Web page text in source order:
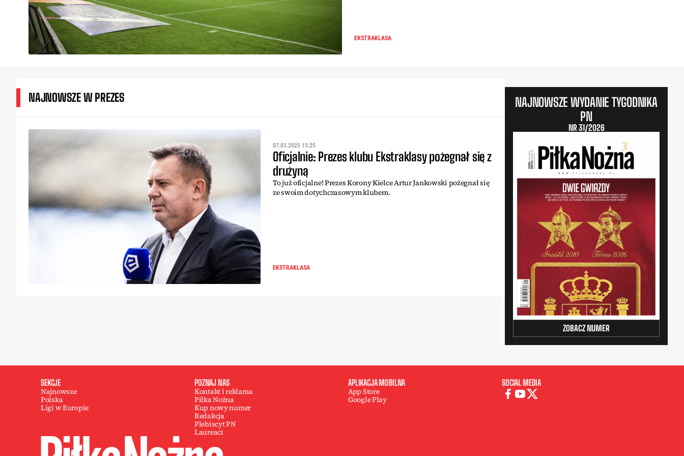
EKSTRAKLASA
NAJNOWSZE W PREZES
07.03.2025 15:25
Oficjalnie: Prezes klubu Ekstraklasy pożegnał się z
drużyną
To już oficjalne! Prezes Korony Kielce Artur Jankowski pożegnał się
ze swoim dotychczasowym klubem.
EKSTRAKLASA
NAJNOWSZE WYDANIE TYGODNIKA
PN
NR 31/2026
ZOBACZ NUMER
SEKCJE
Najnowsze
Polska
Ligi w Europie
POZNAJ NAS
Kontakt i reklama
Piłka Nożna
Kup nowy numer
Redakcja
Plebiscyt PN
Laureaci
APLIKACJA MOBILNA
App Store
Google Play
SOCIAL MEDIA